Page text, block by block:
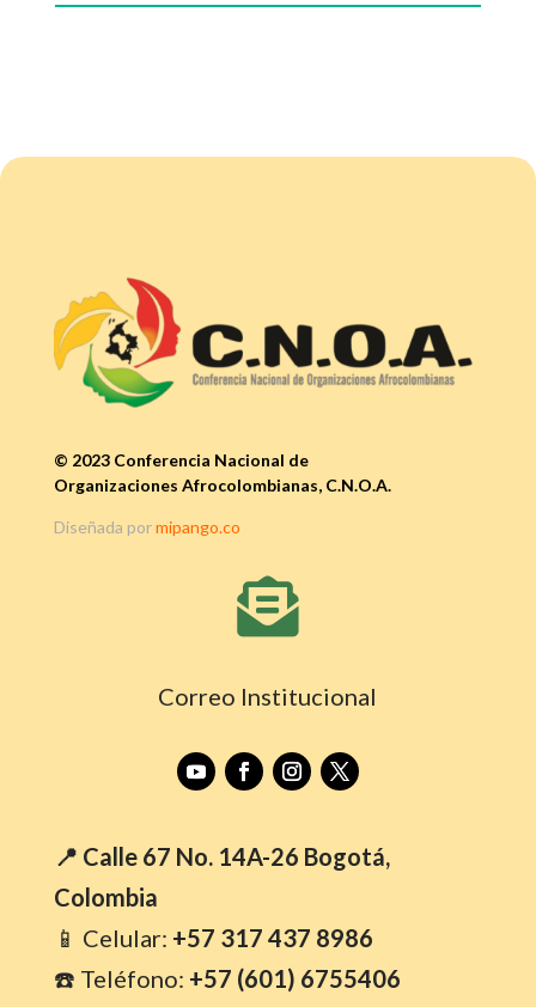
© 2023 Conferencia Nacional de
Organizaciones Afrocolombianas, C.N.O.A.
Diseñada pormipango.co

Correo Institucional
📍 Calle 67 No. 14A-26 Bogotá,
Colombia
📱 Celular: +57 317 437 8986
☎️ Teléfono: +57 (601) 6755406